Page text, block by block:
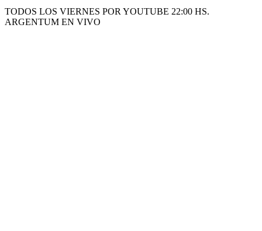
TODOS LOS VIERNES POR YOUTUBE 22:00 HS.
ARGENTUM EN VIVO